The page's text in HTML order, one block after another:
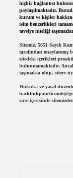
hiçbir bağlantısı
paylaşılmaktadır.
kurum ve kişiler
isim benzerlikleri
tavsiye niteliği
Sitemiz, 5651 Sayılı
tarafından onaylanmış
sitedeki içerikleri
bulunmamaktadır.
taşımakta olup, siteye
Hukuka ve yasal
süre içerisinde